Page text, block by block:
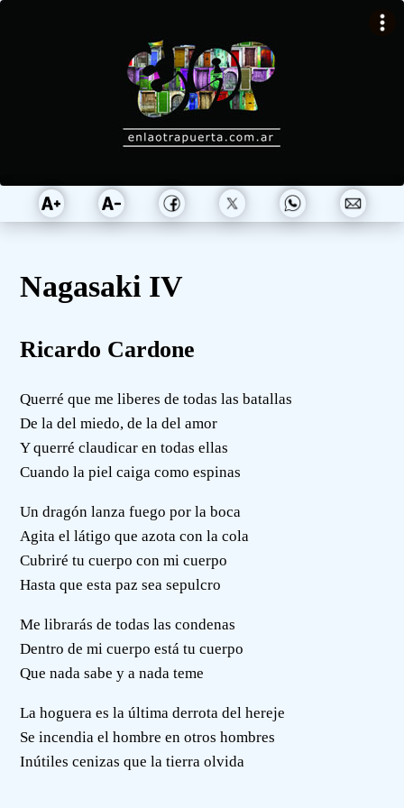
Nagasaki IV
Ricardo Cardone
Querré que me liberes de todas las batallas
De la del miedo, de la del amor
Y querré claudicar en todas ellas
Cuando la piel caiga como espinas
Un dragón lanza fuego por la boca
Agita el látigo que azota con la cola
Cubriré tu cuerpo con mi cuerpo
Hasta que esta paz sea sepulcro
Me librarás de todas las condenas
Dentro de mi cuerpo está tu cuerpo
Que nada sabe y a nada teme
La hoguera es la última derrota del hereje
Se incendia el hombre en otros hombres
Inútiles cenizas que la tierra olvida